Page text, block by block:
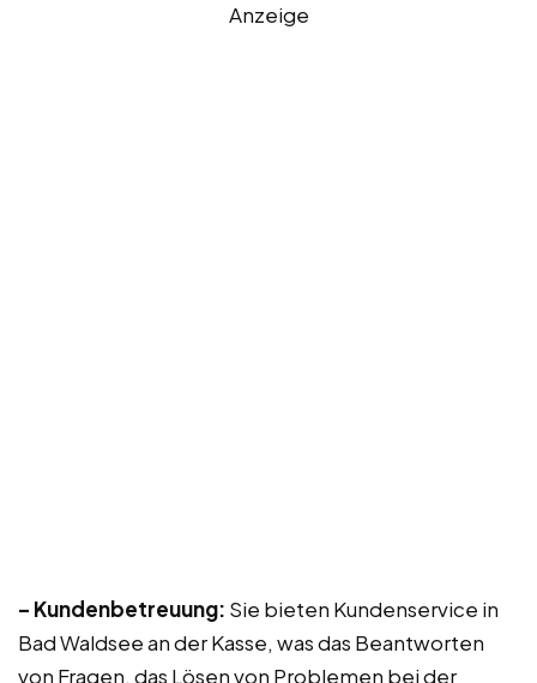
Anzeige
– Kundenbetreuung: Sie bieten Kundenservice in
Bad Waldsee an der Kasse, was das Beantworten
von Fragen, das Lösen von Problemen bei der